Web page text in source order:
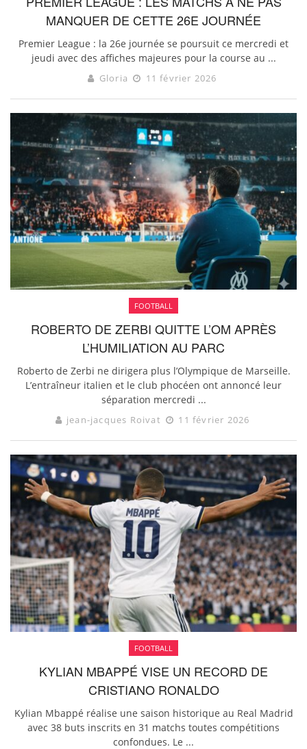
MANQUER DE CETTE 26E JOURNÉE
Premier League : la 26e journée se poursuit ce mercredi et
jeudi avec des affiches majeures pour la course au ...
Gloria 11 février 2026
FOOTBALL
ROBERTO DE ZERBI QUITTE L’OM APRÈS
L’HUMILIATION AU PARC
Roberto de Zerbi ne dirigera plus l’Olympique de Marseille.
L’entraîneur italien et le club phocéen ont annoncé leur
séparation mercredi ...
jean-jacques Roivat 11 février 2026
FOOTBALL
KYLIAN MBAPPÉ VISE UN RECORD DE
CRISTIANO RONALDO
Kylian Mbappé réalise une saison historique au Real Madrid
avec 38 buts inscrits en 31 matchs toutes compétitions
confondues. Le ...